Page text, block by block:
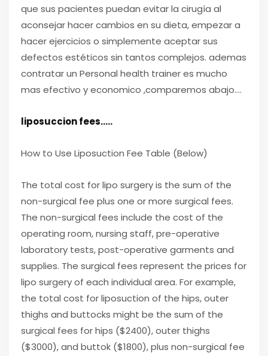
que sus pacientes puedan evitar la cirugía al
aconsejar hacer cambios en su dieta, empezar a
hacer ejercicios o simplemente aceptar sus
defectos estéticos sin tantos complejos. ademas
contratar un Personal health trainer es mucho
mas efectivo y economico ,comparemos abajo….
liposuccion fees…..
How to Use Liposuction Fee Table (Below)
The total cost for lipo surgery is the sum of the
non-surgical fee plus one or more surgical fees.
The non-surgical fees include the cost of the
operating room, nursing staff, pre-operative
laboratory tests, post-operative garments and
supplies. The surgical fees represent the prices for
lipo surgery of each individual area. For example,
the total cost for liposuction of the hips, outer
thighs and buttocks might be the sum of the
surgical fees for hips ($2400), outer thighs
($3000), and buttok ($1800), plus non-surgical fee